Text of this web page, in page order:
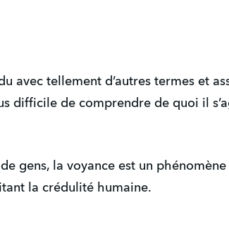
avec tellement d’autres termes et
difficile de comprendre de quoi il
gens, la voyance est un phénomène
la crédulité humaine.